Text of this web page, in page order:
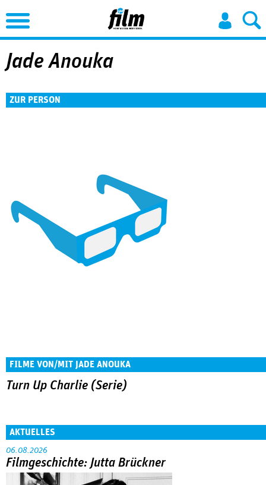
Jump to Navigation
Jade Anouka
ZUR PERSON
FILME VON/MIT JADE ANOUKA
Turn Up Charlie (Serie)
AKTUELLES
06.08.2026
Filmgeschichte: Jutta Brückner